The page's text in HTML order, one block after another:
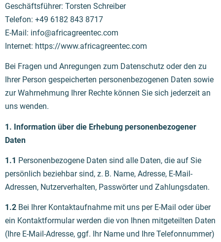
Geschäftsführer: Torsten Schreiber
Telefon: +49 6182 843 8717
E-Mail: info@africagreentec.com
Internet: https://www.africagreentec.com
Bei Fragen und Anregungen zum Datenschutz oder den zu
Ihrer Person gespeicherten personenbezogenen Daten sowie
zur Wahrnehmung Ihrer Rechte können Sie sich jederzeit an
uns wenden.
1. Information über die Erhebung personenbezogener
Daten
1.1 Personenbezogene Daten sind alle Daten, die auf Sie
persönlich beziehbar sind, z. B. Name, Adresse, E-Mail-
Adressen, Nutzerverhalten, Passwörter und Zahlungsdaten.
1.2 Bei Ihrer Kontaktaufnahme mit uns per E-Mail oder über
ein Kontaktformular werden die von Ihnen mitgeteilten Daten
(Ihre E-Mail-Adresse, ggf. Ihr Name und Ihre Telefonnummer)